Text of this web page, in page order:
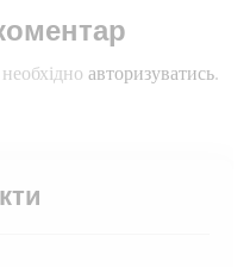
авторизуватись.